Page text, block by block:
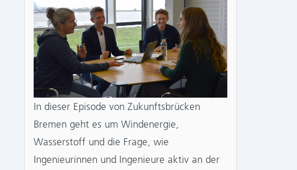
In dieser Episode von Zukunftsbrücken
Bremen geht es um Windenergie,
Wasserstoff und die Frage, wie
Ingenieurinnen und Ingenieure aktiv an der